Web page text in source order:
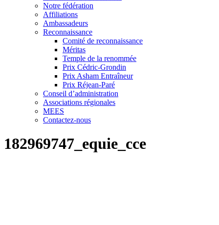
Notre fédération
Affiliations
Ambassadeurs
Reconnaissance
Comité de reconnaissance
Méritas
Temple de la renommée
Prix Cédric-Grondin
Prix Asham Entraîneur
Prix Réjean-Paré
Conseil d’administration
Associations régionales
MEES
Contactez-nous
182969747_equie_cce